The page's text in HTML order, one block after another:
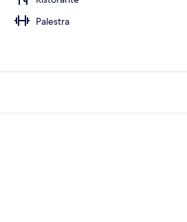
Palestra